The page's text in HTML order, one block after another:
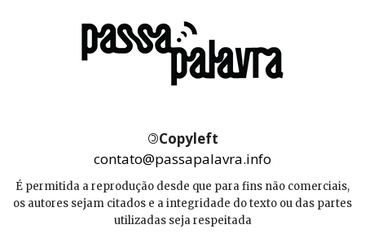
©Copyleft
contato@passapalavra.info
É permitida a reprodução desde que para fins não comerciais,
os autores sejam citados e a integridade do texto ou das partes
utilizadas seja respeitada